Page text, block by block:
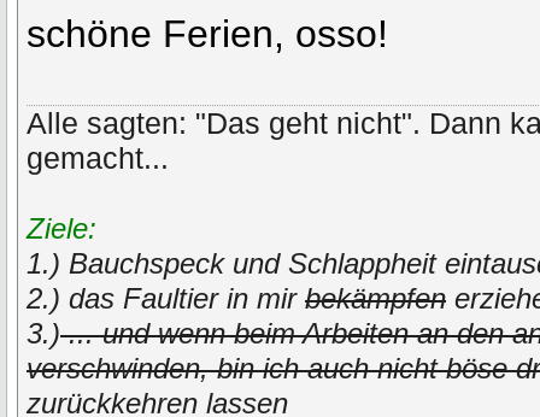
schöne Ferien, osso!
Alle sagten: "Das geht nicht". Dann
gemacht...
Ziele:
1.) Bauchspeck und Schlappheit
2.) das Faultier in mirbekämpfen
3.)... und wenn beim Arbeiten an den
verschwinden, bin ich auch nicht böse
zurückkehren lassen